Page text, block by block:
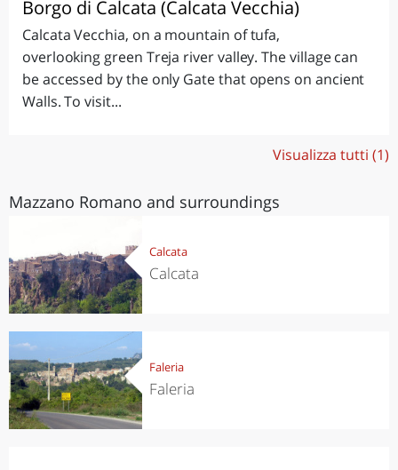
Borgo di Calcata (Calcata Vecchia)
Calcata Vecchia, on a mountain of tufa,
overlooking green Treja river valley. The village can
be accessed by the only Gate that opens on ancient
Walls. To visit...
Visualizza tutti (1)
Mazzano Romano and surroundings
Calcata
Calcata
Faleria
Faleria